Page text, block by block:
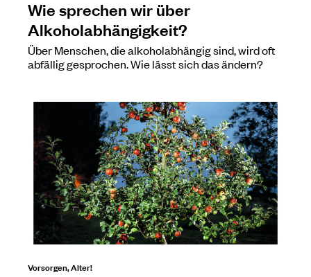
Wie sprechen wir über
Alkoholabhängigkeit?
Über Menschen, die alkoholabhängig sind, wird oft
abfällig gesprochen. Wie lässt sich das ändern?
Vorsorgen, Alter!